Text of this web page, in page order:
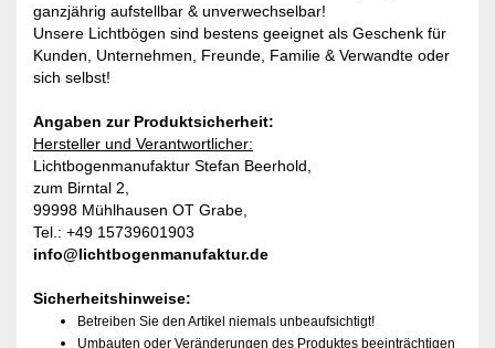
ganzjährig aufstellbar & unverwechselbar!
Unsere Lichtbögen sind bestens geeignet als Geschenk für
Kunden, Unternehmen, Freunde, Familie & Verwandte oder
sich selbst!
Angaben zur Produktsicherheit:
Hersteller und Verantwortlicher:
Lichtbogenmanufaktur Stefan Beerhold,
zum Birntal 2,
99998 Mühlhausen OT Grabe,
Tel.: +49 15739601903
info@lichtbogenmanufaktur.de
Sicherheitshinweise:
Betreiben Sie den Artikel niemals unbeaufsichtigt!
Umbauten oder Veränderungen des Produktes beeinträchtigen